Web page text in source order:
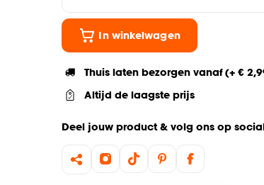
In winkelwagen
Thuis laten bezorgen vanaf (+ €
Altijd de laagste prijs
Deel jouw product & volg ons op